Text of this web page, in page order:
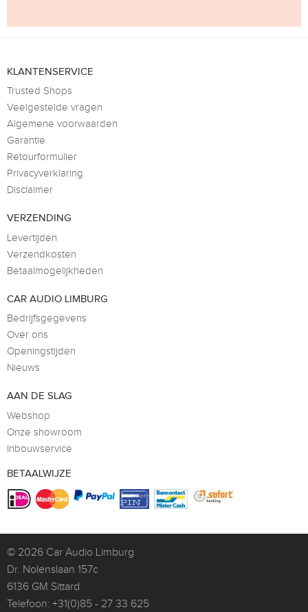
KLANTENSERVICE
Trusted Shops
Veelgestelde vragen
Algemene voorwaarden
Garantie
Retourformulier
Privacyverklaring
Disclaimer
VERZENDING
Levertijden
Verzendkosten
Betaalmogelijkheden
CAR AUDIO LIMBURG
Bedrijfsgegevens
Over ons
Openingstijden
Nieuws
AAN DE SLAG
Webshop
Onze showroom
Inbouwservice
BETAALWIJZE
© 2026 Car Audio Limburg
Dr. Nolenslaan 157c
6136 GM Sittard
Telefoon: +31(0)85 - 27 33 625